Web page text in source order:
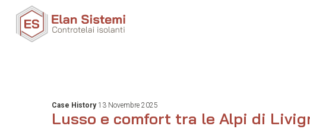
Case History13 Novembre 2025
Lusso e comfort tra le Alpi di